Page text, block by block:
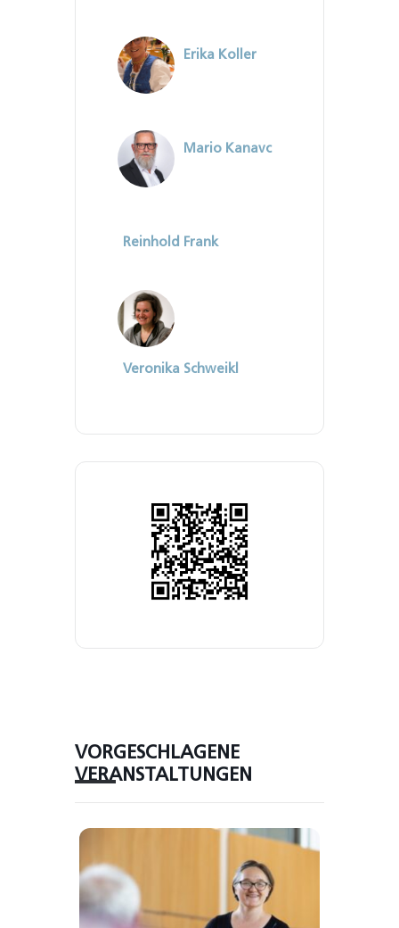
Erika Koller
Mario Kanavc
Reinhold Frank
Veronika Schweikl
VORGESCHLAGENE
VERANSTALTUNGEN